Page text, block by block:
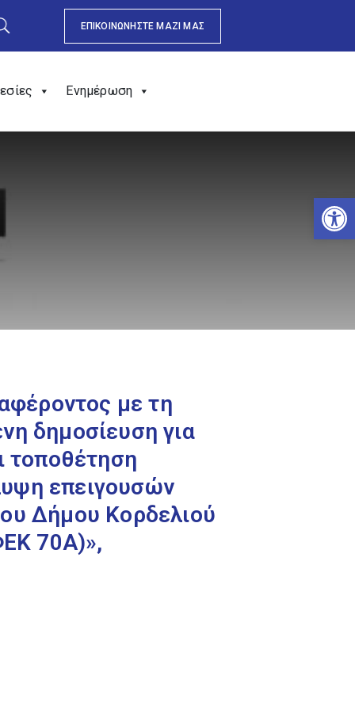
ΕΠΙΚΟΙΝΩΝΗΣΤΕ ΜΑΖΙ ΜΑΣ
Ενημέρωση
με τη
δημοσίευση για
τοποθέτηση
επειγουσών
Δήμου Κορδελιού
70Α)»,